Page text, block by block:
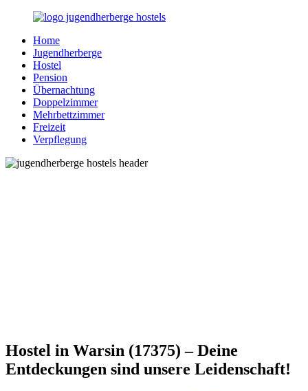
Zurück
Inhalt
Jugendherberge-
Hostels.de
Reisen
junge
jung
gebliebene
Menschen
Home
Jugendherberge
Hostel
Pension
Übernachtung
Doppelzimmer
Mehrbettzimmer
Freizeit
Verpflegung
Hostel in Warsin (17375) – Deine
Entdeckungen sind unsere Leidenschaft!